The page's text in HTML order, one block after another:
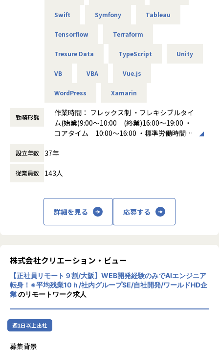
Swift Symfony Tableau
Tensorflow Terraform
Tresure Data TypeScript Unity
VB VBA Vue.js
WordPress Xamarin
勤務形態
作業時間： フレックス制 ・フレキシブルタイ
ム(始業)9:00～10:00 (終業)16:00～19:00 ・
コアタイム 10:00～16:00 ・標準労働時間
働き方：
休憩時間： 60分
設立年数 37年
従業員数 143人
詳細を見る 応募する
株式会社クリエーション・ビュー
【正社員リモート９割/大阪】WEB開発経験のみでAIエンジニア
転身！※平均残業10ｈ/社内グループSE/自社開発/ワールドHD企
業のリモートワーク求人
週1日以上出社
募集背景